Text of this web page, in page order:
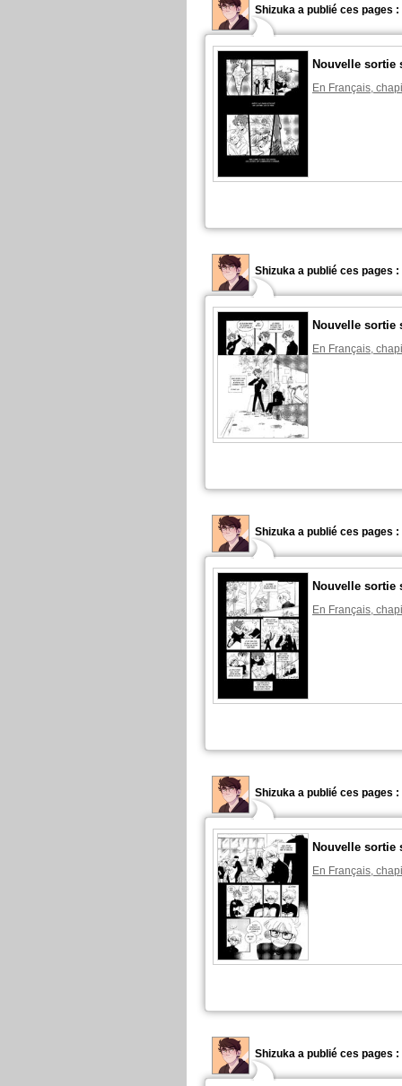
Shizuka a publié ces pages :
Nouvelle sortie
En Français,
Shizuka a publié ces pages :
Nouvelle sortie
En Français,
Shizuka a publié ces pages :
Nouvelle sortie
En Français,
Shizuka a publié ces pages :
Nouvelle sortie
En Français,
Shizuka a publié ces pages :